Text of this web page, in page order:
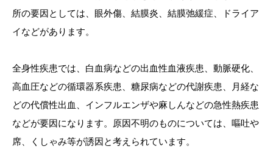
所の要因としては、眼外傷、結膜炎、結膜弛緩症、ドライア
イなどがあります。
全身性疾患では、白血病などの出血性血液疾患、動脈硬化、
高血圧などの循環器系疾患、糖尿病などの代謝疾患、月経な
どの代償性出血、インフルエンザや麻しんなどの急性熱疾患
などが要因になります。原因不明のものについては、嘔吐や
席、くしゃみ等が誘因と考えられています。